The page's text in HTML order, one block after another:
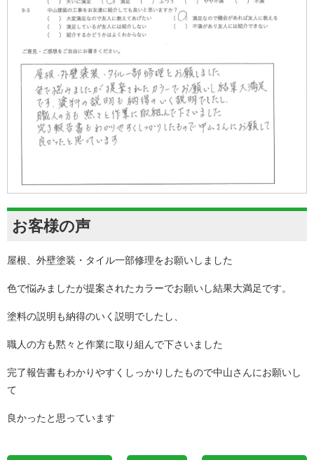
お客様の声
屋根、外壁塗装・タイル一部修理をお願いしました
色で悩みましたが提案されたカラーでお願いし結果大満足です。
塗料の説明も納得のいく説明でしたし、
職人の方も黙々と作業に取り組んで下さいました
完了報告書もわかりやすくしっかりしたもので中山さんにお願いし
て
良かったと思っています